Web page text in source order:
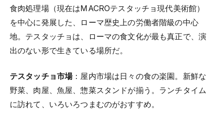
食肉処理場（現在はMACROテスタッチョ現代美術館）
を中心に発展した、ローマ歴史上の労働者階級の中心
地。テスタッチョは、ローマの食文化が最も真正で、演
出のない形で生きている場所だ。
テスタッチョ市場：屋内市場は日々の食の楽園。新鮮な
野菜、肉屋、魚屋、惣菜スタンドが揃う。ランチタイム
に訪れて、いろいろつまむのがおすすめ。